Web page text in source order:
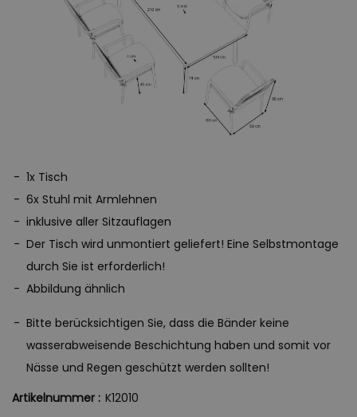
1x Tisch
6x Stuhl mit Armlehnen
inklusive aller Sitzauflagen
Der Tisch wird unmontiert geliefert! Eine Selbstmontage
durch Sie ist erforderlich!
Abbildung ähnlich
Bitte berücksichtigen Sie, dass die Bänder keine
wasserabweisende Beschichtung haben und somit vor
Nässe und Regen geschützt werden sollten!
Artikelnummer : K12010